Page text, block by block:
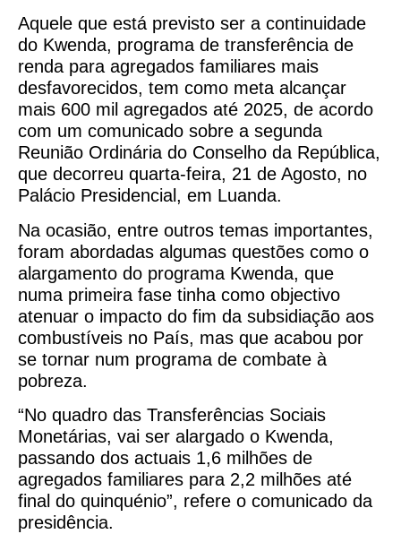
Aquele que está previsto ser a continuidade
do Kwenda, programa de transferência de
renda para agregados familiares mais
desfavorecidos, tem como meta alcançar
mais 600 mil agregados até 2025, de acordo
com um comunicado sobre a segunda
Reunião Ordinária do Conselho da República,
que decorreu quarta-feira, 21 de Agosto, no
Palácio Presidencial, em Luanda.
Na ocasião, entre outros temas importantes,
foram abordadas algumas questões como o
alargamento do programa Kwenda, que
numa primeira fase tinha como objectivo
atenuar o impacto do fim da subsidiação aos
combustíveis no País, mas que acabou por
se tornar num programa de combate à
pobreza.
“No quadro das Transferências Sociais
Monetárias, vai ser alargado o Kwenda,
passando dos actuais 1,6 milhões de
agregados familiares para 2,2 milhões até
final do quinquénio”, refere o comunicado da
presidência.